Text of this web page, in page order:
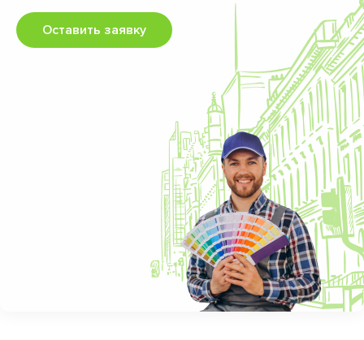
Оставить заявку